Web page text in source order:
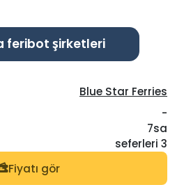
feribot şirketleri
Blue Star Ferries
-
7sa
seferleri 3
Fiyatı gör